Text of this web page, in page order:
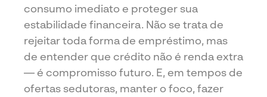
consumo imediato e proteger sua
estabilidade financeira. Não se trata de
rejeitar toda forma de empréstimo, mas
de entender que crédito não é renda extra
— é compromisso futuro. E, em tempos de
ofertas sedutoras, manter o foco, fazer